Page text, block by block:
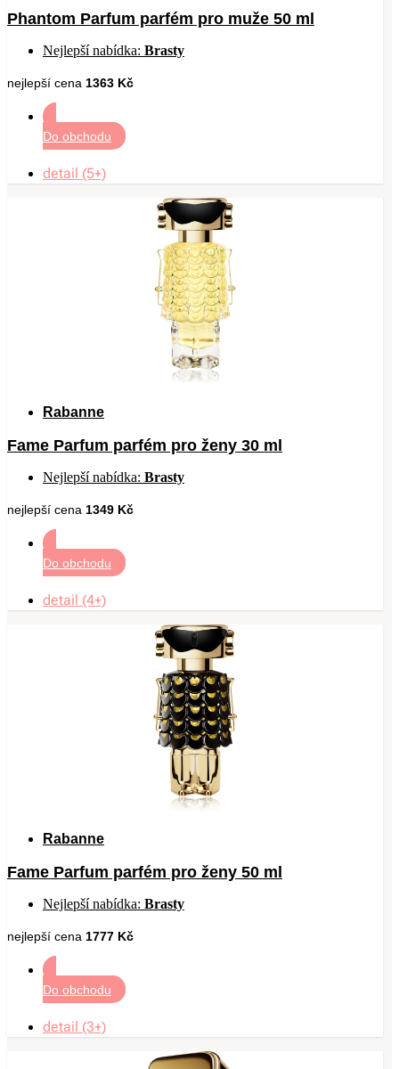
Phantom Parfum parfém pro muže 50 ml
Nejlepší nabídka: Brasty
nejlepší cena 1363 Kč
Do obchodu
detail (5+)
Rabanne
Fame Parfum parfém pro ženy 30 ml
Nejlepší nabídka: Brasty
nejlepší cena 1349 Kč
Do obchodu
detail (4+)
Rabanne
Fame Parfum parfém pro ženy 50 ml
Nejlepší nabídka: Brasty
nejlepší cena 1777 Kč
Do obchodu
detail (3+)